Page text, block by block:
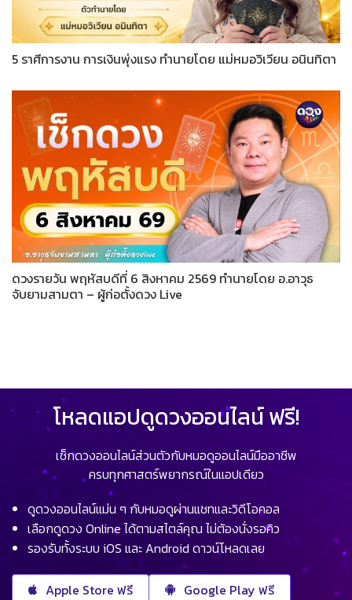
5 ราศีการงาน การเงินพุ่งแรง ทำนายโดย แม่หมอวิเวียน อนินทิตา
ดวงรายวัน พฤหัสบดีที่ 6 สิงหาคม 2569 ทำนายโดย อ.อาวุธ
จับยามสามตา – ผู้ก่อตั้งดวง Live
โหลดแอปดูดวงออนไลน์ ฟรี!
เช็กดวงออนไลน์ส่วนตัวกับหมอดูออนไลน์มืออาชีพ
ครบทุกศาสตร์พยากรณ์ในแอปเดียว
ดูดวงออนไลน์แม่น ๆ กับหมอดูผ่านแชทและวิดีโอคอล
เลือกดูดวง Online ได้ตามสไตล์คุณ ไม่ต้องนั่งรอคิว
รองรับทั้งระบบ iOS และ Android ดาวน์โหลดเลย
Apple Store ฟรี Google Play ฟรี